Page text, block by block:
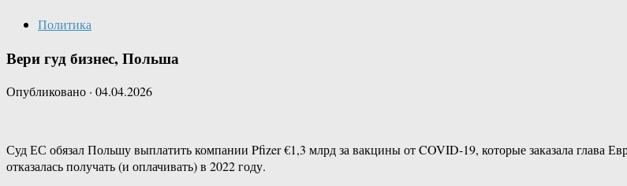
Политика
Вери гуд бизнес, Польша
Опубликовано · 04.04.2026
Суд ЕС обязал Польшу выплатить компании Pfizer €1,3 млрд за вакцины от COVID-19, которые заказала глава
отказалась получать (и оплачивать) в 2022 году.